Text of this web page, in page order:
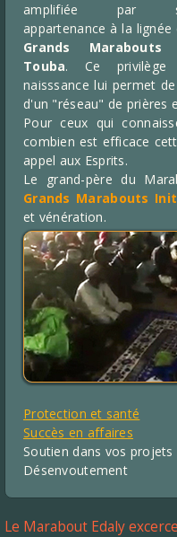
amplifiée par
appartenance à la lignée
Grands Marabouts
Touba. Ce privilège
naisssance lui permet
d'un "réseau" de prières
Pour ceux qui
combien est efficace
appel aux Esprits.
Le grand-père du
Grands Marabouts
et vénération.
Protection et santé
Succès en affaires
Soutien dans vos projets
Désenvoutement
Le Marabout Edaly